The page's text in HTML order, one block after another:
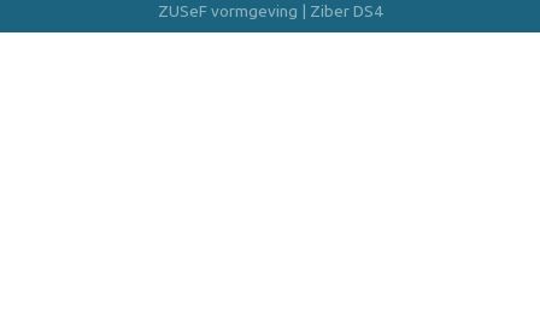
ZUSeF vormgeving | Ziber DS4